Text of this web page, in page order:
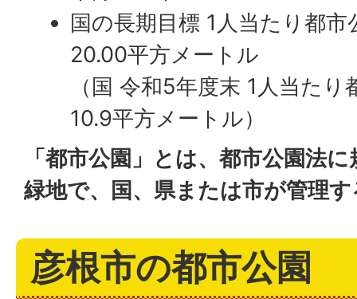
国の長期目標 1人当たり都
20.00平方メートル
（国 令和5年度末 1人当た
10.9平方メートル）
「都市公園」とは、都市公園法
緑地で、国、県または市が管理
彦根市の都市公園